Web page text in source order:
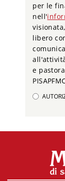
per le
nell'
libero
e